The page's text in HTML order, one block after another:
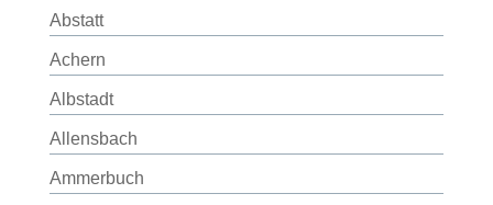
Abstatt
Achern
Albstadt
Allensbach
Ammerbuch